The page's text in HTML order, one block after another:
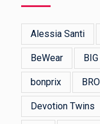
Alessia Santi
BeWear
bonprix
Devotion Twins